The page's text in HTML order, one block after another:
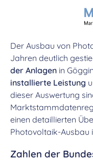
Der Ausbau von
Jahren deutlich
der Anlagen in
installierte Leistung
dieser Auswertung
einen detaillierten
Photovoltaik-Ausbau
Zahlen der